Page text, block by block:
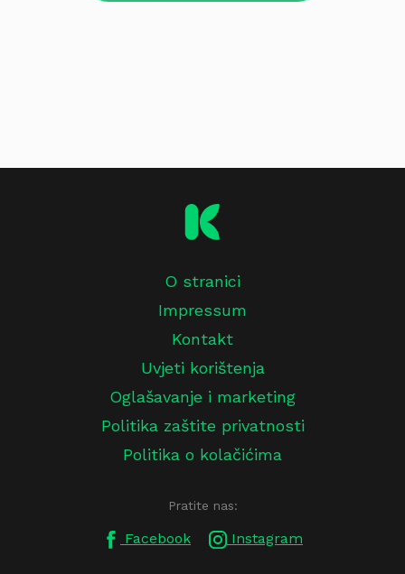
O stranici
Impressum
Kontakt
Uvjeti korištenja
Oglašavanje i marketing
Politika zaštite privatnosti
Politika o kolačićima
Pratite nas:
Facebook Instagram